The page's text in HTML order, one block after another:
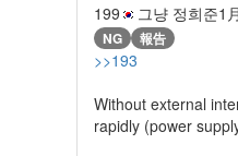
199 그냥 정희준1
NG 報告
>>193
Without external
rapidly (power